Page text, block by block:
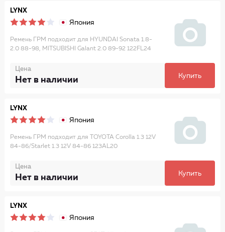
LYNX
Япония
Ремень ГРМ подходит для HYUNDAI Sonata 1.8-
2.0 88-98, MITSUBISHI Galant 2.0 89-92 122FL24
Цена
Нет в наличии Купить
LYNX
Япония
Ремень ГРМ подходит для TOYOTA Corolla 1.3 12V
84-86/Starlet 1.3 12V 84-86 123AL20
Цена
Нет в наличии Купить
LYNX
Япония